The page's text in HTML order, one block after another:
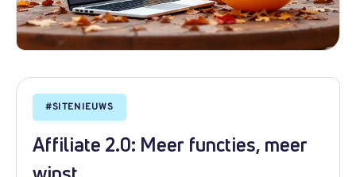
#SITENIEUWS
Affiliate 2.0: Meer functies, meer